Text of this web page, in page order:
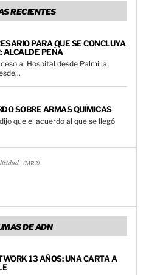
RECIENTES
PARA QUE SE CONCLUYA
ALCALDE PEÑA
al Hospital desde Palmilla.
SOBRE ARMAS QUÍMICAS
que el acuerdo al que se llegó
- (MR2)
DE ADN
13 AÑOS: UNA CARTA A